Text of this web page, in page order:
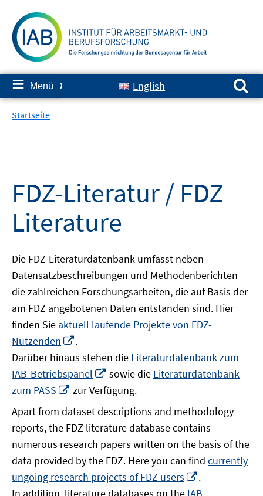
zum
Inhalt
≡ Menü ✘ English
Suchen nach:
Startseite
FDZ-Literatur / FDZ
Literature
Die FDZ-Literaturdatenbank umfasst neben
Datensatzbeschreibungen und Methodenberichten
die zahlreichen Forschungsarbeiten, die auf Basis der
am FDZ angebotenen Daten entstanden sind. Hier
finden Sie aktuell laufende Projekte von FDZ-
Nutzenden
neuem
Fenster
öffnen
.
Darüber hinaus stehen die Literaturdatenbank zum
IAB-Betriebspanel
In
neuem
Fenster
öffnen
sowie die Literaturdatenbank
zum PASS
In
Fenster
öffnen
zur Verfügung.
Apart from dataset descriptions and methodology
reports, the FDZ literature database contains
numerous research papers written on the basis of the
data provided by the FDZ. Here you can find currently
ungoing research projects of FDZ users
neuem
.